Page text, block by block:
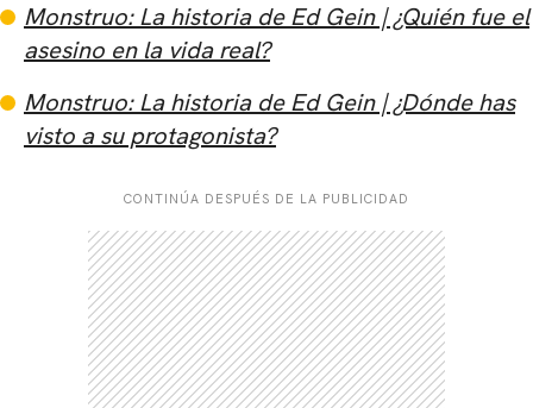
Monstruo: La historia de Ed Gein | ¿Quién fue el
asesino en la vida real?
Monstruo: La historia de Ed Gein | ¿Dónde has
visto a su protagonista?
CONTINÚA DESPUÉS DE LA PUBLICIDAD